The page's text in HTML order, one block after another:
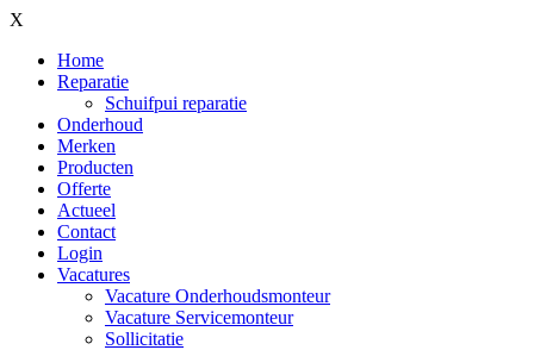
X
Home
Reparatie
Schuifpui reparatie
Onderhoud
Merken
Producten
Offerte
Actueel
Contact
Login
Vacatures
Vacature Onderhoudsmonteur
Vacature Servicemonteur
Sollicitatie